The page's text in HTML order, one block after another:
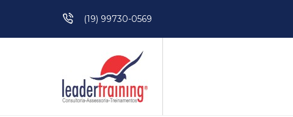
Pular para o conteúdo(19) 99730-0569